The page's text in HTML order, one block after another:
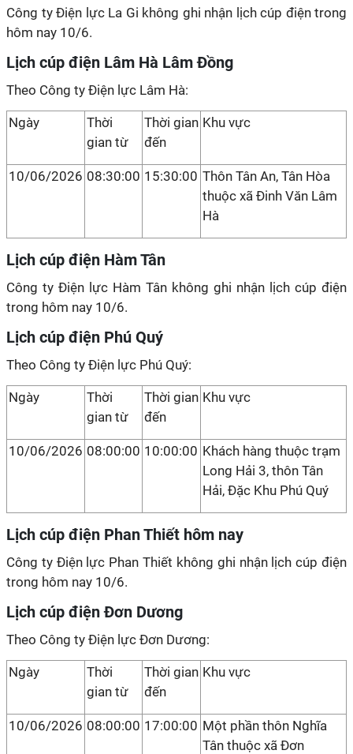
Công ty Điện lực La Gi không ghi nhận lịch cúp điện trong
hôm nay 10/6.
Lịch cúp điện Lâm Hà Lâm Đồng
Theo Công ty Điện lực Lâm Hà:
Ngày
Thời
gian từ
Thời gian
đến
Khu vực
10/06/2026 08:30:00 15:30:00 Thôn Tân An, Tân Hòa
thuộc xã Đinh Văn Lâm
Hà
Lịch cúp điện Hàm Tân
Công ty Điện lực Hàm Tân không ghi nhận lịch cúp điện
trong hôm nay 10/6.
Lịch cúp điện Phú Quý
Theo Công ty Điện lực Phú Quý:
Ngày
Thời
gian từ
Thời gian
đến
Khu vực
10/06/2026 08:00:00 10:00:00 Khách hàng thuộc trạm
Long Hải 3, thôn Tân
Hải, Đặc Khu Phú Quý
Lịch cúp điện Phan Thiết hôm nay
Công ty Điện lực Phan Thiết không ghi nhận lịch cúp điện
trong hôm nay 10/6.
Lịch cúp điện Đơn Dương
Theo Công ty Điện lực Đơn Dương:
Ngày
Thời
gian từ
Thời gian
đến
Khu vực
10/06/2026 08:00:00 17:00:00 Một phần thôn Nghĩa
Tân thuộc xã Đơn